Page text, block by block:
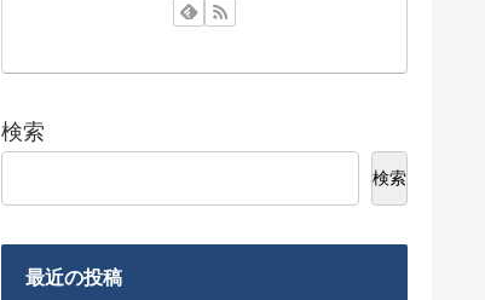
検索
検索
最近の投稿